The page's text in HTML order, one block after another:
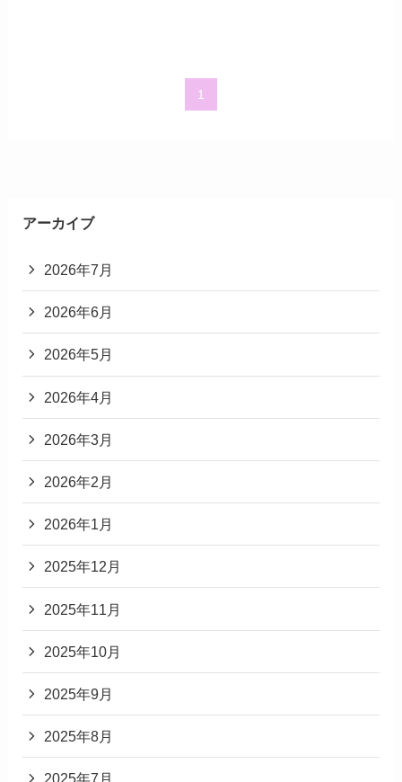
1
アーカイブ
2026年7月
2026年6月
2026年5月
2026年4月
2026年3月
2026年2月
2026年1月
2025年12月
2025年11月
2025年10月
2025年9月
2025年8月
2025年7月